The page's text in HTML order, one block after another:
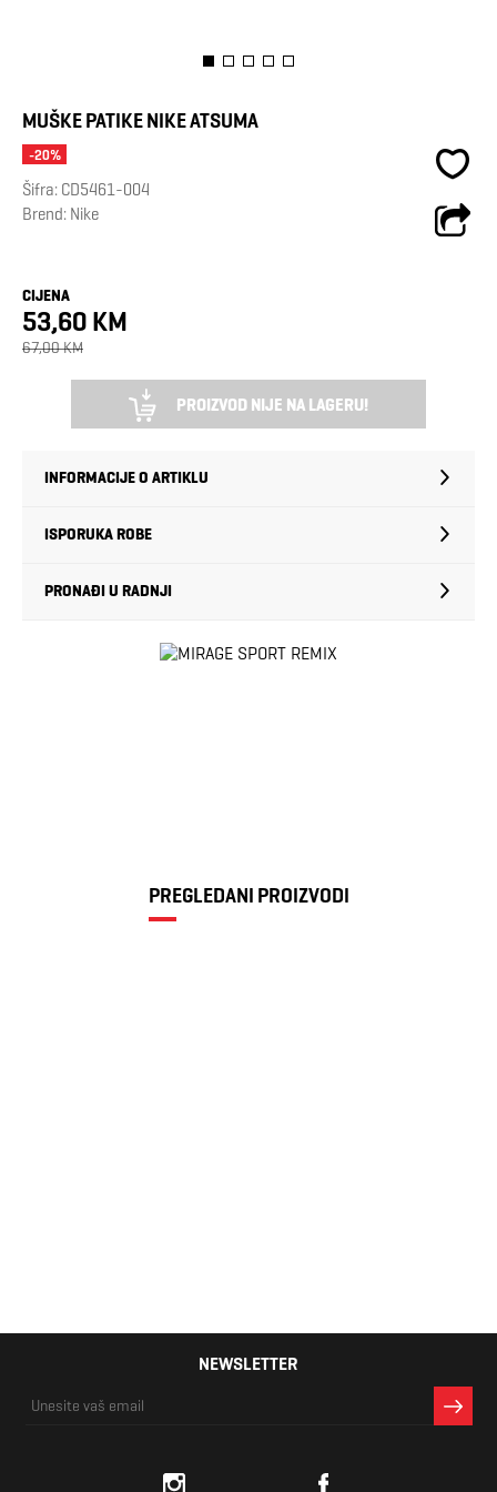
MUŠKE PATIKE NIKE ATSUMA
-20%
Šifra: CD5461-004
Brend: Nike
CIJENA
53,60 KM
67,00 KM
PROIZVOD NIJE NA LAGERU!
INFORMACIJE O ARTIKLU
ISPORUKA ROBE
PRONAĐI U RADNJI
PREGLEDANI PROIZVODI
NEWSLETTER